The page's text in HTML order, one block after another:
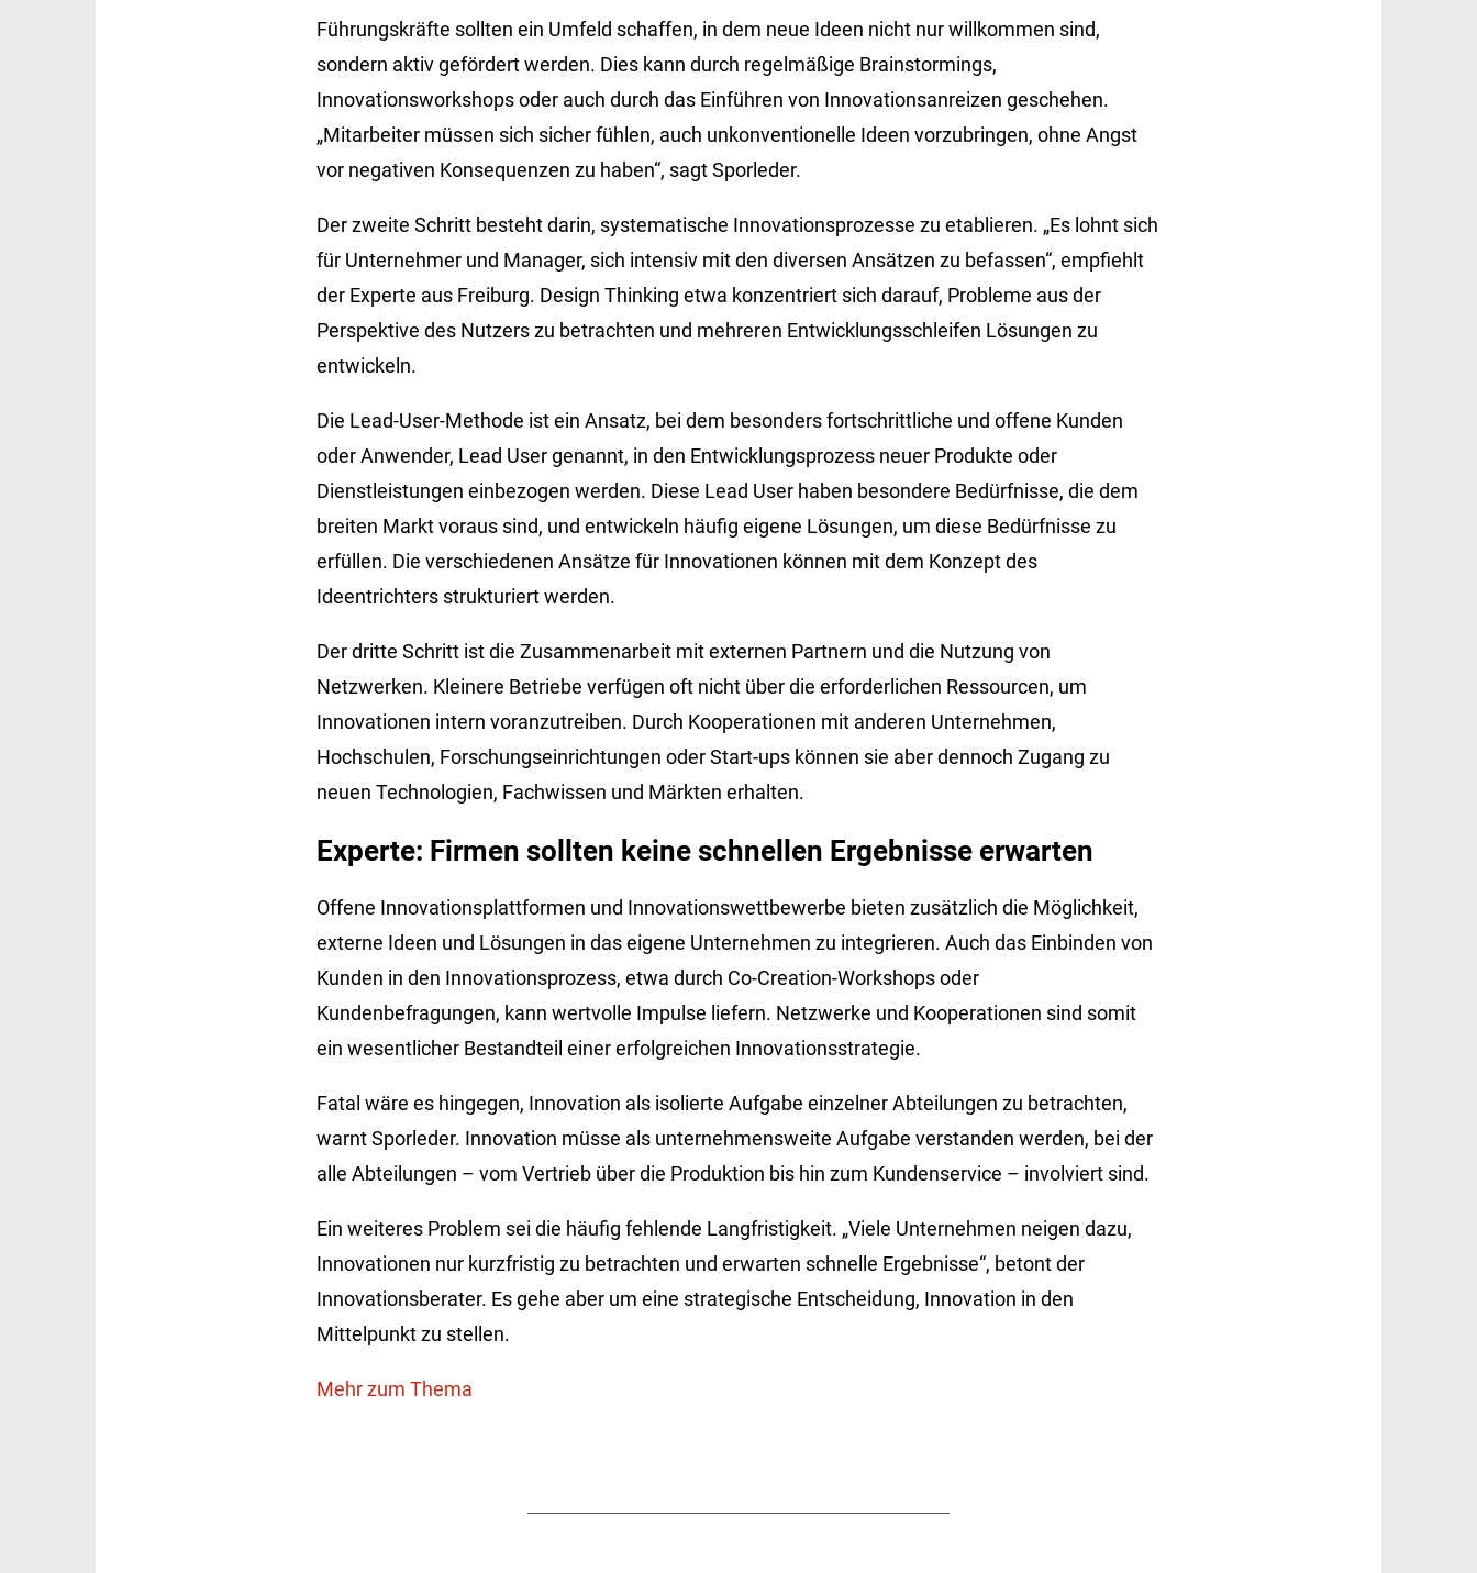
Führungskräfte sollten ein Umfeld schaffen, in dem neue Ideen nicht nur willkommen sind,
sondern aktiv gefördert werden. Dies kann durch regelmäßige Brainstormings,
Innovationsworkshops oder auch durch das Einführen von Innovationsanreizen geschehen.
„Mitarbeiter müssen sich sicher fühlen, auch unkonventionelle Ideen vorzubringen, ohne Angst
vor negativen Konsequenzen zu haben“, sagt Sporleder.
Der zweite Schritt besteht darin, systematische Innovationsprozesse zu etablieren. „Es lohnt sich
für Unternehmer und Manager, sich intensiv mit den diversen Ansätzen zu befassen“, empfiehlt
der Experte aus Freiburg. Design Thinking etwa konzentriert sich darauf, Probleme aus der
Perspektive des Nutzers zu betrachten und mehreren Entwicklungsschleifen Lösungen zu
entwickeln.
Die Lead-User-Methode ist ein Ansatz, bei dem besonders fortschrittliche und offene Kunden
oder Anwender, Lead User genannt, in den Entwicklungsprozess neuer Produkte oder
Dienstleistungen einbezogen werden. Diese Lead User haben besondere Bedürfnisse, die dem
breiten Markt voraus sind, und entwickeln häufig eigene Lösungen, um diese Bedürfnisse zu
erfüllen. Die verschiedenen Ansätze für Innovationen können mit dem Konzept des
Ideentrichters strukturiert werden.
Der dritte Schritt ist die Zusammenarbeit mit externen Partnern und die Nutzung von
Netzwerken. Kleinere Betriebe verfügen oft nicht über die erforderlichen Ressourcen, um
Innovationen intern voranzutreiben. Durch Kooperationen mit anderen Unternehmen,
Hochschulen, Forschungseinrichtungen oder Start-ups können sie aber dennoch Zugang zu
neuen Technologien, Fachwissen und Märkten erhalten.
Experte: Firmen sollten keine schnellen Ergebnisse erwarten
Offene Innovationsplattformen und Innovationswettbewerbe bieten zusätzlich die Möglichkeit,
externe Ideen und Lösungen in das eigene Unternehmen zu integrieren. Auch das Einbinden von
Kunden in den Innovationsprozess, etwa durch Co-Creation-Workshops oder
Kundenbefragungen, kann wertvolle Impulse liefern. Netzwerke und Kooperationen sind somit
ein wesentlicher Bestandteil einer erfolgreichen Innovationsstrategie.
Fatal wäre es hingegen, Innovation als isolierte Aufgabe einzelner Abteilungen zu betrachten,
warnt Sporleder. Innovation müsse als unternehmensweite Aufgabe verstanden werden, bei der
alle Abteilungen – vom Vertrieb über die Produktion bis hin zum Kundenservice – involviert sind.
Ein weiteres Problem sei die häufig fehlende Langfristigkeit. „Viele Unternehmen neigen dazu,
Innovationen nur kurzfristig zu betrachten und erwarten schnelle Ergebnisse“, betont der
Innovationsberater. Es gehe aber um eine strategische Entscheidung, Innovation in den
Mittelpunkt zu stellen.
Mehr zum Thema